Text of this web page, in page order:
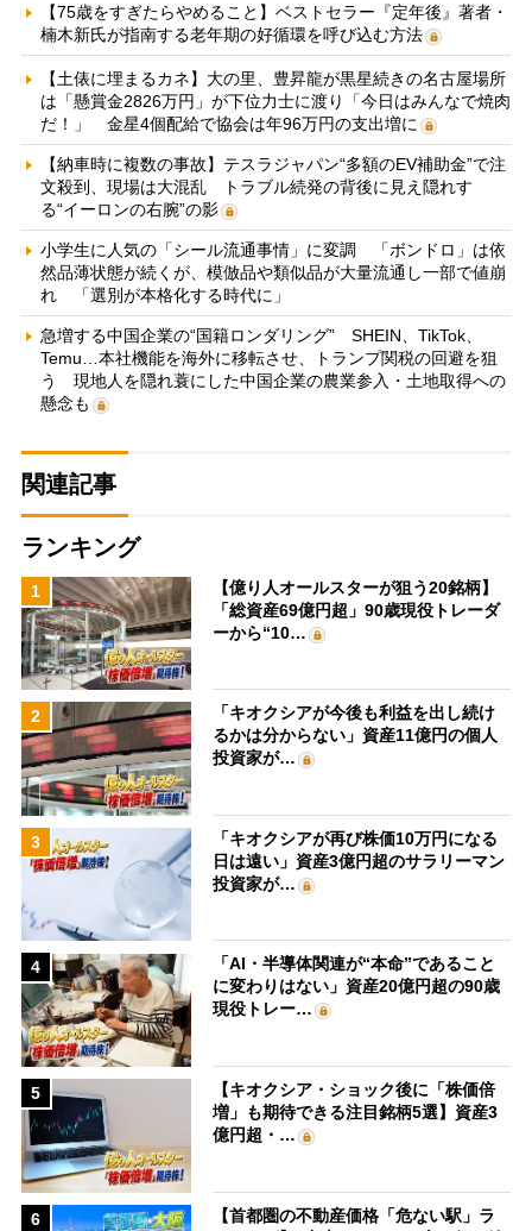
【75歳をすぎたらやめること】ベストセラー『定年後』著者・
楠木新氏が指南する老年期の好循環を呼び込む方法
【土俵に埋まるカネ】大の里、豊昇龍が黒星続きの名古屋場所
は「懸賞金2826万円」が下位力士に渡り「今日はみんなで焼肉
だ！」 金星4個配給で協会は年96万円の支出増に
【納車時に複数の事故】テスラジャパン“多額のEV補助金”で注
文殺到、現場は大混乱 トラブル続発の背後に見え隠れす
る“イーロンの右腕”の影
小学生に人気の「シール流通事情」に変調 「ボンドロ」は依
然品薄状態が続くが、模倣品や類似品が大量流通し一部で値崩
れ 「選別が本格化する時代に」
急増する中国企業の“国籍ロンダリング” SHEIN、TikTok、
Temu…本社機能を海外に移転させ、トランプ関税の回避を狙
う 現地人を隠れ蓑にした中国企業の農業参入・土地取得への
懸念も
関連記事
ランキング
1
【億り人オールスターが狙う20銘柄】
「総資産69億円超」90歳現役トレーダ
ーから“10…
2
「キオクシアが今後も利益を出し続け
るかは分からない」資産11億円の個人
投資家が…
3
「キオクシアが再び株価10万円になる
日は遠い」資産3億円超のサラリーマン
投資家が…
4
「AI・半導体関連が“本命”であること
に変わりはない」資産20億円超の90歳
現役トレー…
5
【キオクシア・ショック後に「株価倍
増」も期待できる注目銘柄5選】資産3
億円超・…
6
【首都圏の不動産価格「危ない駅」ラ